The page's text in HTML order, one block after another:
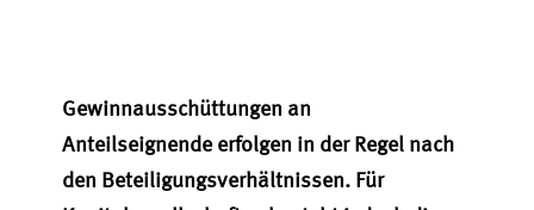
Gewinnausschüttungen an
Anteilseignendeerfolgen in der Regel nach
den Beteiligungsverhältnissen. Für